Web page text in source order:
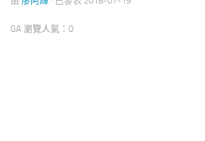
GA 瀏覽人氣：0